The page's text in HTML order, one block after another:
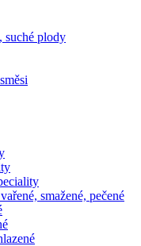
suché plody
smažené, pečené